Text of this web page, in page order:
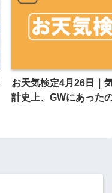
お天気検定4月26日｜
計史上、GWにあった